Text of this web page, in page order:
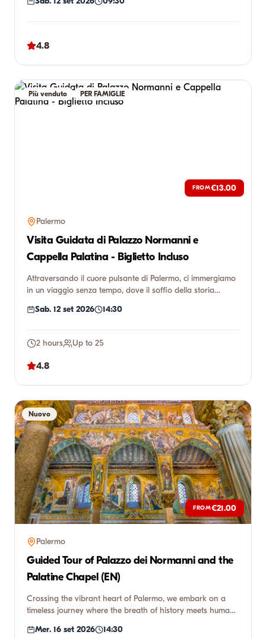
4.8
Più venduto PER FAMIGLIE
FROM€13.00
Palermo
Visita Guidata di Palazzo Normanni e
Cappella Palatina - Biglietto Incluso
Attraversando il cuore pulsante di Palermo, ci immergiamo
in un viaggio senza tempo, dove il soffio della storia
Sab. 12 set 2026 14:30
2 hours Up to 25
4.8
Nuovo
FROM€21.00
Palermo
Guided Tour of Palazzo dei Normanni and the
Palatine Chapel (EN)
Crossing the vibrant heart of Palermo, we embark on a
timeless journey where the breath of history meets human
Mer. 16 set 2026 14:30